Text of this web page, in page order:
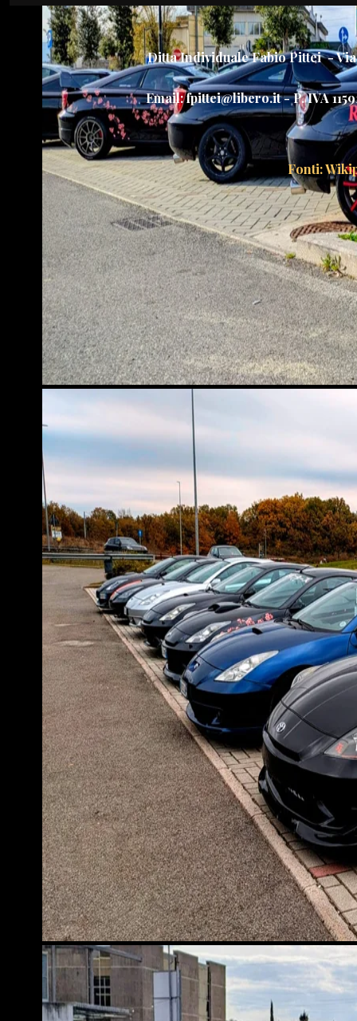
Ditta Individuale Fabio Pittei - Via
Email: fpittei@libero.it - P. IVA
Fonti: